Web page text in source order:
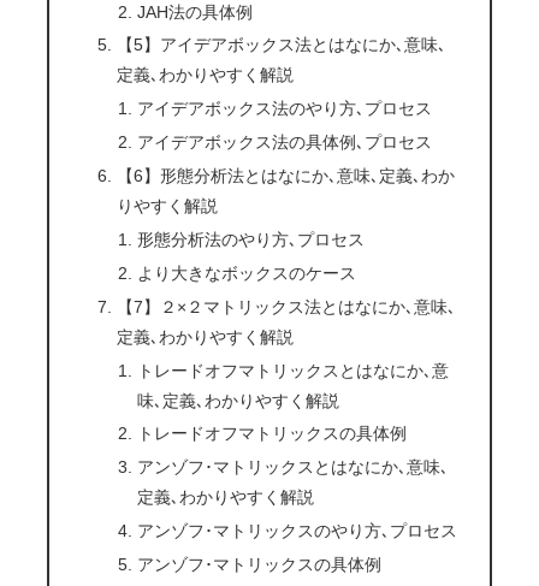
JAH法の具体例
【5】アイデアボックス法とはなにか､意味､
定義､わかりやすく解説
アイデアボックス法のやり方､プロセス
アイデアボックス法の具体例､プロセス
【6】形態分析法とはなにか､意味､定義､わか
りやすく解説
形態分析法のやり方､プロセス
より大きなボックスのケース
【7】２×２マトリックス法とはなにか､意味､
定義､わかりやすく解説
トレードオフマトリックスとはなにか､意
味､定義､わかりやすく解説
トレードオフマトリックスの具体例
アンゾフ･マトリックスとはなにか､意味､
定義､わかりやすく解説
アンゾフ･マトリックスのやり方､プロセス
アンゾフ･マトリックスの具体例